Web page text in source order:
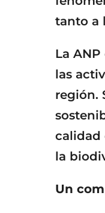
tanto a
La
las
región.
calidad
la
Un